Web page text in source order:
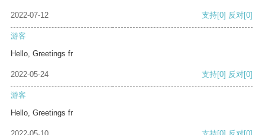
2022-07-12 支持[0] 反对[0]
游客
Hello, Greetings fr
2022-05-24 支持[0] 反对[0]
游客
Hello, Greetings fr